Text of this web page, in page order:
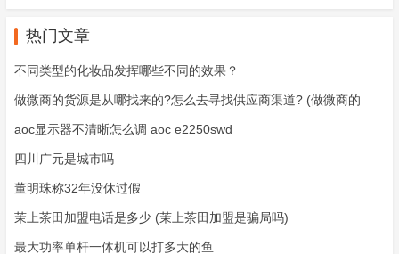
热门文章
不同类型的化妆品发挥哪些不同的效果？
做微商的货源是从哪找来的?怎么去寻找供应商渠道? (做微商的
aoc显示器不清晰怎么调 aoc e2250swd
四川广元是城市吗
董明珠称32年没休过假
茉上茶田加盟电话是多少 (茉上茶田加盟是骗局吗)
最大功率单杆一体机可以打多大的鱼